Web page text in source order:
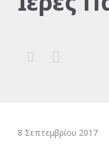
 
8 Σεπτεμβρίου 2017